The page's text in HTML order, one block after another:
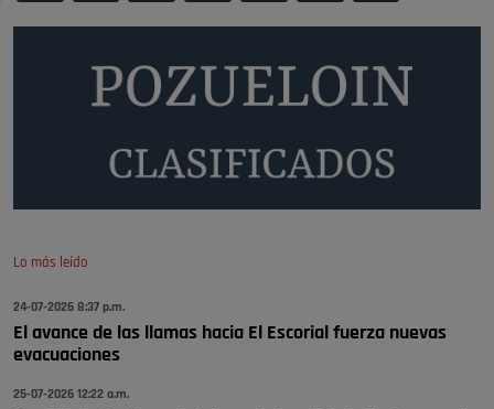
🔴 EXCLUSIVA | El comisario de la …
se va porke no tiene piscina 🤪🤪🤪
Pozuelo de Alarcón
todos, no vamos a notar …
🔴 EXCLUSIVA | El comisario de la …
A ver si llega alguno que de verdad le importe la seguridad de Pozuelo
Pozuelo de Alarcón
Lo más leído
24-07-2026 8:37 p.m.
El avance de las llamas hacia El Escorial fuerza nuevas
evacuaciones
25-07-2026 12:22 a.m.